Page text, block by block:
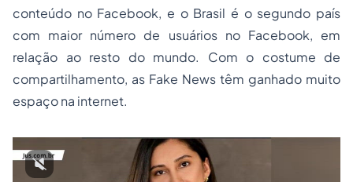
conteúdo no Facebook, e o Brasil é o segundo país
com maior número de usuários no Facebook, em
relação ao resto do mundo. Com o costume de
compartilhamento, as Fake News têm ganhado muito
espaço na internet.